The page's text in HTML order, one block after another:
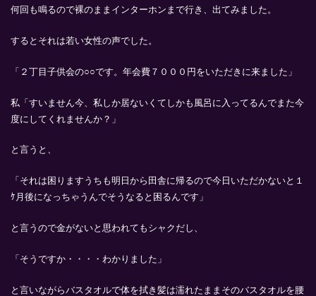
何回も鳴るので裸のままインターホンまで行き、出てみました。
するとそれは若い女性の声でした。
「２丁目子供会の○○です。年会費７０００円をいただきに来ました」
私「すいません今、私しか居ないくてしかも風呂に入ってるんでまた今
度にしてくれませんか？」
と言うと、
「それは困りますうちも明日から田舎に帰るので今日いただかないと１
ｹ月後になっちゃうんでそうなると困るんです」
と言うので金がないと思われてもシャクだし、
「そうですか・・・・わかりました」
と言いながらバスタオルで体を拭き髪は濡れたままそのバスタオルを腰